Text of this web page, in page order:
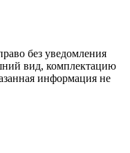
без уведомления
вид, комплектацию
информация не